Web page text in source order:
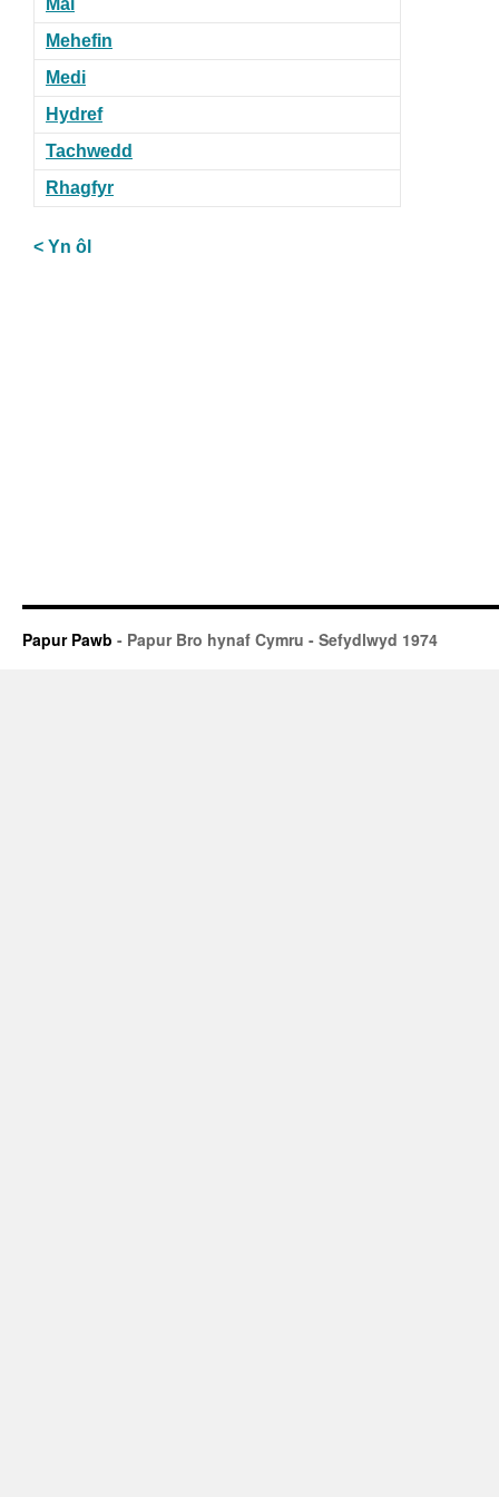
Mai
Mehefin
Medi
Hydref
Tachwedd
Rhagfyr
< Yn ôl
Papur Pawb - Papur Bro hynaf Cymru - Sefydlwyd 1974